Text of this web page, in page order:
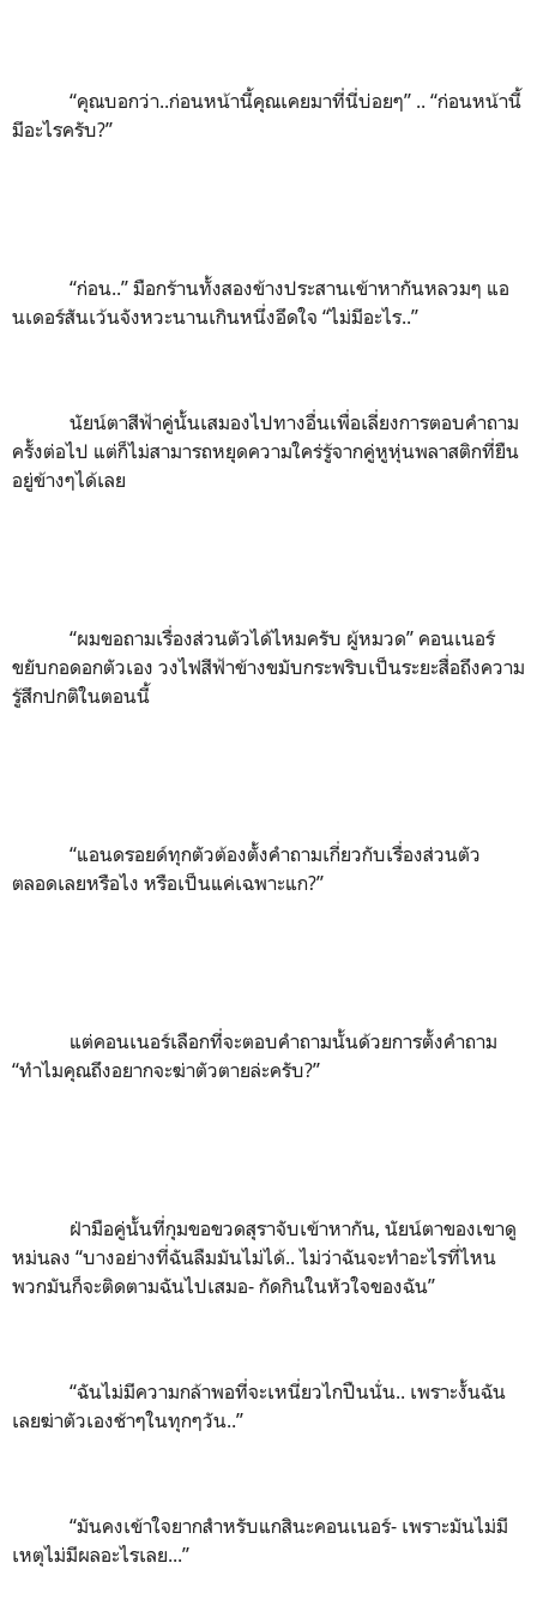
“คุณบอกว่า..ก่อนหน้านี้คุณเคยมาที่นี่บ่อยๆ” .. “ก่อนหน้านี้
มีอะไรครับ?”
“ก่อน..” มือกร้านทั้งสองข้างประสานเข้าหากันหลวมๆ แอ
นเดอร์สันเว้นจังหวะนานเกินหนึ่งอึดใจ “ไม่มีอะไร..”
นัยน์ตาสีฟ้าคู่นั้นเสมองไปทางอื่นเพื่อเลี่ยงการตอบคำถาม
ครั้งต่อไป แต่ก็ไม่สามารถหยุดความใคร่รู้จากคู่หูหุ่นพลาสติกที่ยืน
อยู่ข้างๆได้เลย
“ผมขอถามเรื่องส่วนตัวได้ไหมครับ ผู้หมวด” คอนเนอร์
ขยับกอดอกตัวเอง วงไฟสีฟ้าข้างขมับกระพริบเป็นระยะสื่อถึงความ
รู้สึกปกติในตอนนี้
“แอนดรอยด์ทุกตัวต้องตั้งคำถามเกี่ยวกับเรื่องส่วนตัว
ตลอดเลยหรือไง หรือเป็นแค่เฉพาะแก?”
แต่คอนเนอร์เลือกที่จะตอบคำถามนั้นด้วยการตั้งคำถาม
“ทำไมคุณถึงอยากจะฆ่าตัวตายล่ะครับ?”
ฝ่ามือคู่นั้นที่กุมขอขวดสุราจับเข้าหากัน, นัยน์ตาของเขาดู
หม่นลง “บางอย่างที่ฉันลืมมันไม่ได้.. ไม่ว่าฉันจะทำอะไรที่ไหน
พวกมันก็จะติดตามฉันไปเสมอ- กัดกินในหัวใจของฉัน”
“ฉันไม่มีความกล้าพอที่จะเหนี่ยวไกปืนนั่น.. เพราะงั้นฉัน
เลยฆ่าตัวเองช้าๆในทุกๆวัน..”
“มันคงเข้าใจยากสำหรับแกสินะคอนเนอร์- เพราะมันไม่มี
เหตุไม่มีผลอะไรเลย...”